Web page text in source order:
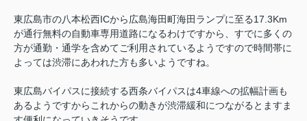
東広島市の八本松西ICから広島海田町海田ランプに至る17.3Km
が通行無料の自動車専用道路になるわけですから、すでに多くの
方が通勤・通学を含めてご利用されているようですので時間帯に
よっては渋滞にあわれた方も多いようですね。
東広島バイパスに接続する西条バイパスは4車線への拡幅計画も
あるようですからこれからの動きが渋滞緩和につながるとますま